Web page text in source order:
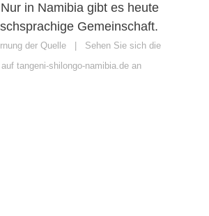
in Namibia gibt es heute
Gemeinschaft.
der Quelle
Sehen Sie sich die
tangeni-shilongo-namibia.de an